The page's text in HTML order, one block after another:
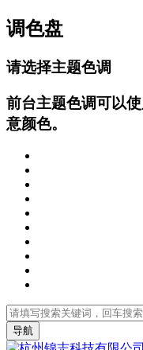
调色盘
请选择主题色调
前台主题色调可以
意颜色。
导航